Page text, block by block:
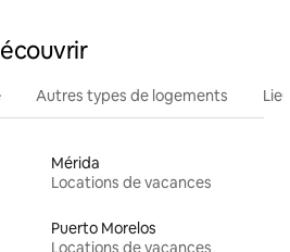
Autres types de logements
Mérida
Locations de vacances
Puerto Morelos
Locations de vacances